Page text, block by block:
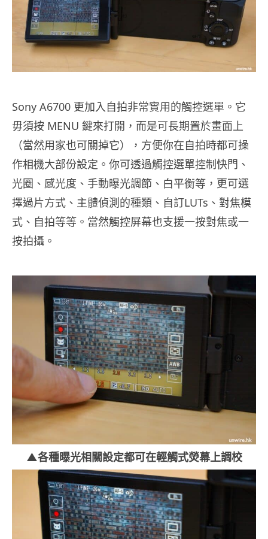
Sony A6700 更加入自拍非常實用的觸控選單。它
毋須按 MENU 鍵來打開，而是可長期置於畫面上
（當然用家也可關掉它），方便你在自拍時都可操
作相機大部份設定。你可透過觸控選單控制快門、
光圈、感光度、手動曝光調節、白平衡等，更可選
擇過片方式、主體偵測的種類、自訂LUTs、對焦模
式、自拍等等。當然觸控屏幕也支援一按對焦或一
按拍攝。
▲各種曝光相關設定都可在輕觸式熒幕上調校